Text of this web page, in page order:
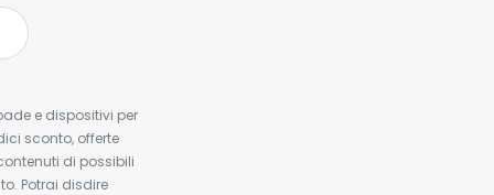
e dispositivi per
sconto, offerte
di possibili
Potrai disdire